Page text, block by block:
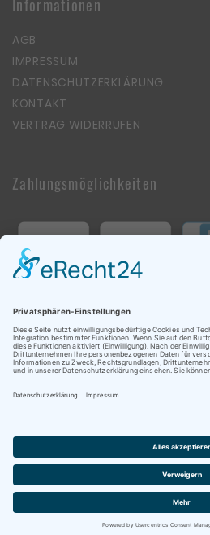
Informationen
AGB
IMPRESSUM
DATENSCHUTZERKLÄRUNG
KONTAKT
VERTRAG WIDERRUFEN
Zahlungsmöglichkeiten
Copyright © 2009-2026